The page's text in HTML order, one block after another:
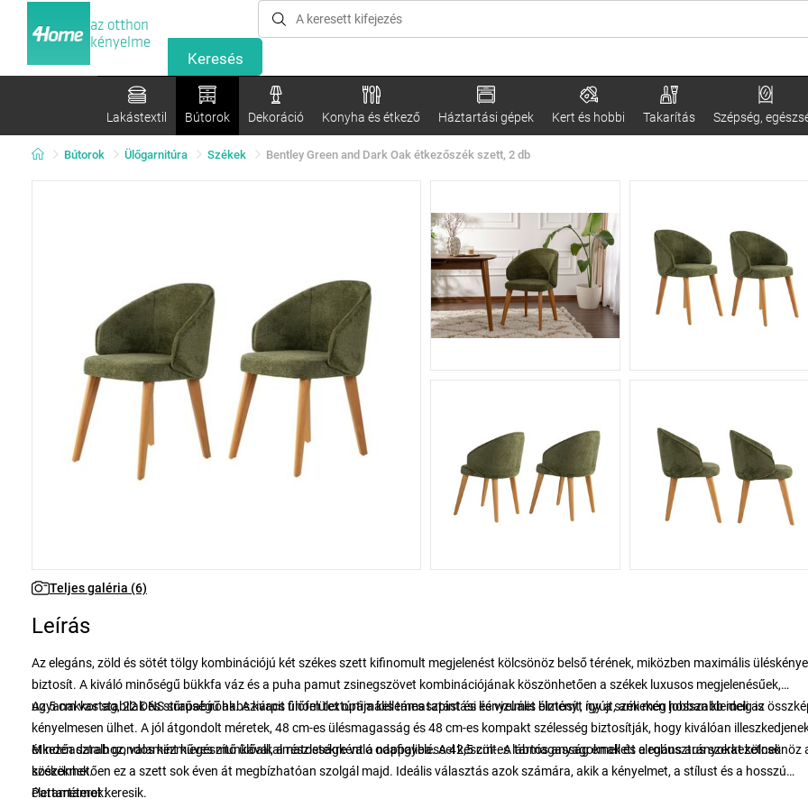
az otthon
kényelme
Lakástextil Bútorok Dekoráció Konyha és étkező Háztartási gépek Kert és hobbi Takarítás Szépség,
Bútorok Ülőgarnitúra Székek Bentley Green and Dark Oak étkezőszék szett, 2 db
Teljes galéria (6)
Leírás
Az elegáns, zöld és sötét tölgy kombinációjú két székes szett kifinomult megjelenést kölcsönöz belső térének, miközben maximális
biztosít. A kiváló minőségű bükkfa váz és a puha pamut zsinegszövet kombinációjának köszönhetően a székek luxusos megjelenésűek,
ugyanakkor stabilak és strapabíróak. A kárpit finom textúrája kellemes tapintási és vizuális élményt nyújt, ami még jobban kiemeli az
Az 5 cm vastag, 22 DNS sűrűségű habszivacs ülőfelület optimális támasztást és kényelmet biztosít, így a székeken hosszabb ideig is
kényelmesen ülhet. A jól átgondolt méretek, 48 cm-es ülésmagasság és 48 cm-es kompakt szélesség biztosítják, hogy kiválóan
étkezőasztalhoz, valamint kiegészítő ülőalkalmatosságként a nappaliba. A 42,5 cm-es lábmagasság emellett elegáns arányokat kölcsönöz
székeknek.
Minden darab gondos kézműves munkával, a részletekre való odafigyeléssel készült. A tartós anyagoknak és a robusztus szerkezetnek
köszönhetően ez a szett sok éven át megbízhatóan szolgál majd. Ideális választás azok számára, akik a kényelmet, a stílust és a hosszú
élettartamot keresik.
Paraméterek: